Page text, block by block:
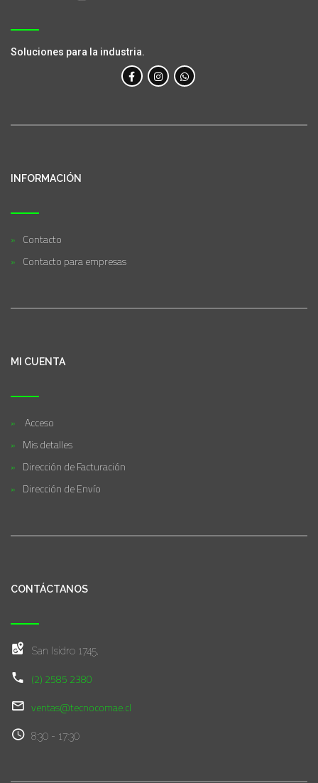
Soluciones para la industria.
INFORMACIÓN
Contacto
Contacto para empresas
MI CUENTA
Acceso
Mis detalles
Dirección de Facturación
Dirección de Envío
CONTÁCTANOS
San Isidro 1745,
(2) 2585 2380
ventas@tecnocomae.cl
8:30 - 17:30